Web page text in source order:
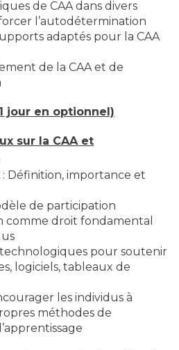
de CAA dans divers
l’autodétermination
adaptés pour la CAA
de la CAA et de
jour en optionnel)
sur la CAA et
Définition, importance et
de participation
comme droit fondamental
technologiques pour soutenir
logiciels, tableaux de
les individus à
méthodes de